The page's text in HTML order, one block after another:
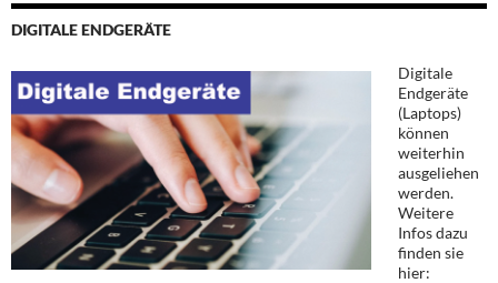
DIGITALE ENDGERÄTE
Digitale
Endgeräte
(Laptops)
können
weiterhin
ausgeliehen
werden.
Weitere
Infos dazu
finden sie
hier: